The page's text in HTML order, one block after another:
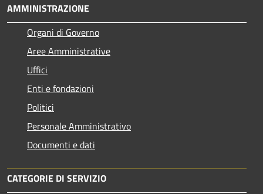
AMMINISTRAZIONE
Organi di Governo
Aree Amministrative
Uffici
Enti e fondazioni
Politici
Personale Amministrativo
Documenti e dati
CATEGORIE DI SERVIZIO